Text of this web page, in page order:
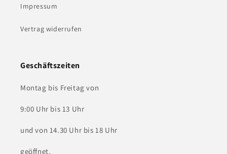
Impressum
Vertrag widerrufen
Geschäftszeiten
Montag bis Freitag von
9:00 Uhr bis 13 Uhr
und von 14.30 Uhr bis 18 Uhr
geöffnet.